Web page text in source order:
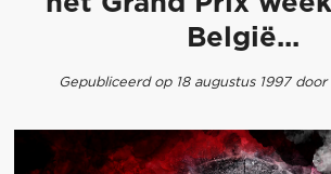
België...
Gepubliceerd op 18 augustus 1997